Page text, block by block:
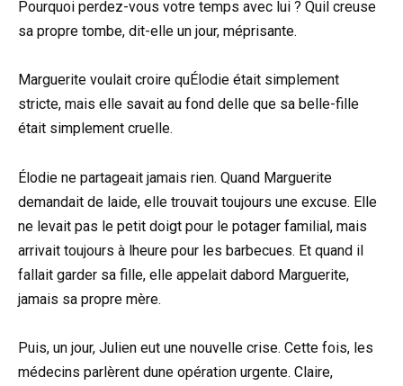
Pourquoi perdez-vous votre temps avec lui ? Quil creuse
sa propre tombe, dit-elle un jour, méprisante.
Marguerite voulait croire quÉlodie était simplement
stricte, mais elle savait au fond delle que sa belle-fille
était simplement cruelle.
Élodie ne partageait jamais rien. Quand Marguerite
demandait de laide, elle trouvait toujours une excuse. Elle
ne levait pas le petit doigt pour le potager familial, mais
arrivait toujours à lheure pour les barbecues. Et quand il
fallait garder sa fille, elle appelait dabord Marguerite,
jamais sa propre mère.
Puis, un jour, Julien eut une nouvelle crise. Cette fois, les
médecins parlèrent dune opération urgente. Claire,